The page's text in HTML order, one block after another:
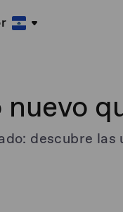
nuevo
descubre